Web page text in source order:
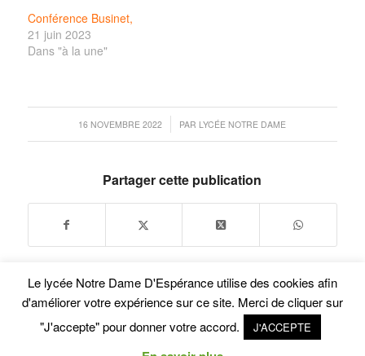
Conférence Businet,
21 juin 2023
Dans "à la une"
16 NOVEMBRE 2022
/ PAR LYCÉE NOTRE DAME
Partager cette publication
Le lycée Notre Dame D'Espérance utilise des cookies afin
d'améliorer votre expérience sur ce site. Merci de cliquer sur
"J'accepte" pour donner votre accord.
J'ACCEPTE